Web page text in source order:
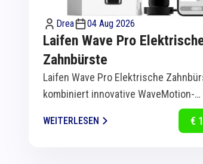
Drea 04 Aug 2026
Laifen Wave Pro
Zahnbürste
Laifen Wave Pro Elektrische
kombiniert innovative WaveMotion-
Technologie mit intelligenter
eine...
WEITERLESEN €